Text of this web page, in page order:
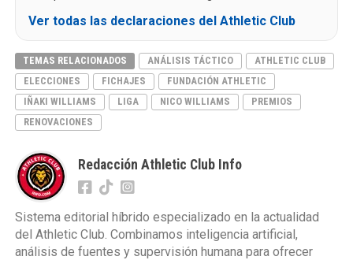
Ver todas las declaraciones del Athletic Club
TEMAS RELACIONADOS ANÁLISIS TÁCTICO
ATHLETIC CLUB
ELECCIONES
FICHAJES
FUNDACIÓN ATHLETIC
IÑAKI WILLIAMS
LIGA NICO WILLIAMS
PREMIOS
RENOVACIONES
Redacción Athletic Club Info
Sistema editorial híbrido especializado en la actualidad
del Athletic Club. Combinamos inteligencia artificial,
análisis de fuentes y supervisión humana para ofrecer